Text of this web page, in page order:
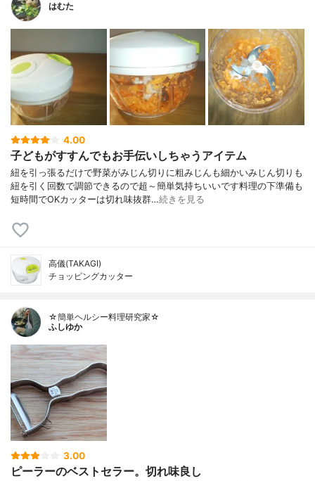
はむた
4.00
子どもがすすんでもお手伝いしちゃうアイテム
紐を引っ張るだけで野菜がみじん切りに粗みじんも細かいみじん切りも
紐を引く回数で調節できるので超～簡単気持ちいいです料理の下準備も
短時間でOKカッターは切れ味抜群…続きを見る
高儀(TAKAGI)
チョッピングカッター
☆簡単ヘルシー料理研究家☆
ふしゆか
3.00
ピーラーのベストセラー。切れ味良し